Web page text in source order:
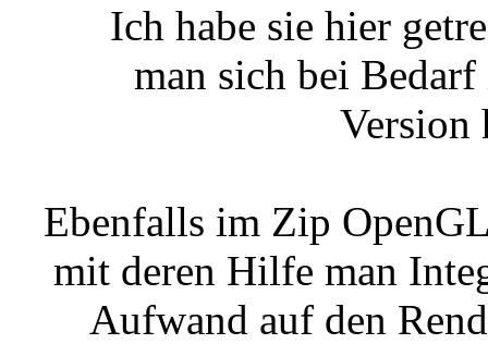
Ich habe sie hier
man sich bei
Version
Ebenfalls im Zip
mit deren Hilfe man
Aufwand auf den